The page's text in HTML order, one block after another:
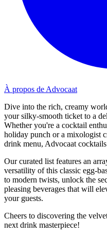
À propos de Advocaat
Dive into the rich, creamy
your silky-smooth ticket to a
Whether you're a cocktail
holiday punch or a mixologist
drink menu, Advocaat cocktails
Our curated list features an
versatility of this classic egg-
to modern twists, unlock the
pleasing beverages that will
your guests.
Cheers to discovering the
next drink masterpiece!